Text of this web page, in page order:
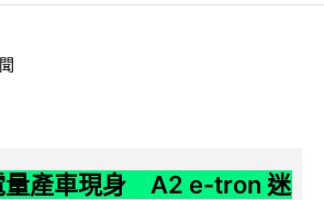
量產車現身 A2 e-tron 迷